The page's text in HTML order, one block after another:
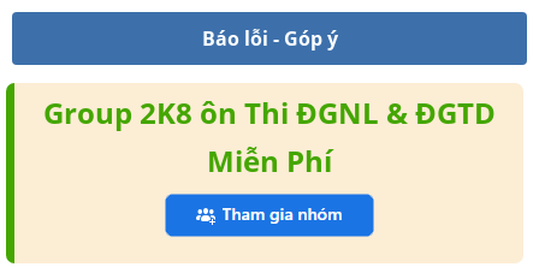
Báo lỗi - Góp ý
Group 2K8 ôn Thi ĐGNL & ĐGTD
Miễn Phí